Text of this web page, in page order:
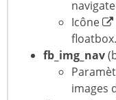
Icône
floatbox.
fb_img_nav
images